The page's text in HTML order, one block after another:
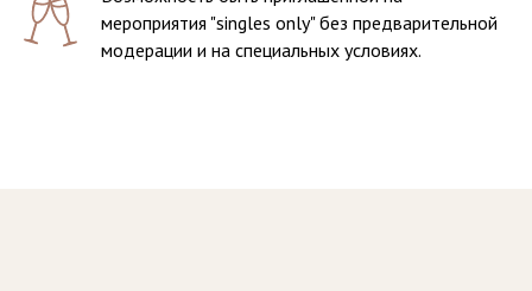
мероприятия "singles only" без предварительной
модерации и на специальных условиях.